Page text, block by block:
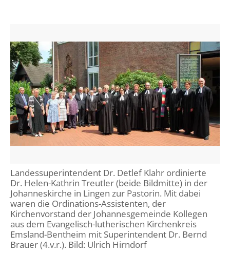
Landessuperintendent Dr. Detlef Klahr ordinierte
Dr. Helen-Kathrin Treutler (beide Bildmitte) in der
Johanneskirche in Lingen zur Pastorin. Mit dabei
waren die Ordinations-Assistenten, der
Kirchenvorstand der Johannesgemeinde Kollegen
aus dem Evangelisch-lutherischen Kirchenkreis
Emsland-Bentheim mit Superintendent Dr. Bernd
Brauer (4.v.r.). Bild: Ulrich Hirndorf